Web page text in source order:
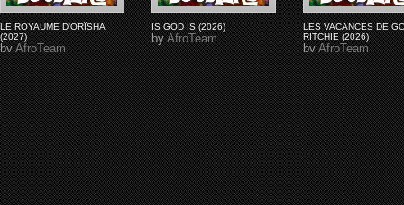
LE ROYAUME D'ORÏSHA
(2027)
byAfroTeam
IS GOD IS (2026)
byAfroTeam
LES VACANCES DE
RITCHIE (2026)
byAfroTeam